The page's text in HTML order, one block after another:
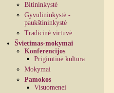
Bitininkystė
Gyvulininkystė -
paukštininkystė
Tradicinė virtuvė
Švietimas-mokymai
Konferencijos
Prigimtinė kultūra
Mokymai
Pamokos
Visuomenei